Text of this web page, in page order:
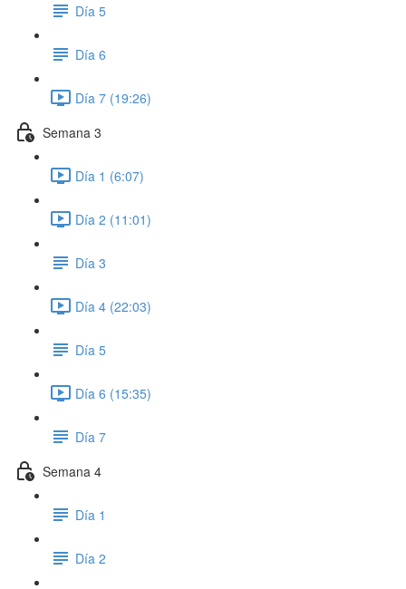
Día 5
Día 6
Día 7 (19:26)
Semana 3
Día 1 (6:07)
Día 2 (11:01)
Día 3
Día 4 (22:03)
Día 5
Día 6 (15:35)
Día 7
Semana 4
Día 1
Día 2